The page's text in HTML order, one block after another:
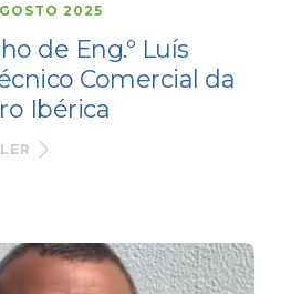
2025
de Eng.º Luís
Comercial da
Ibérica
LER